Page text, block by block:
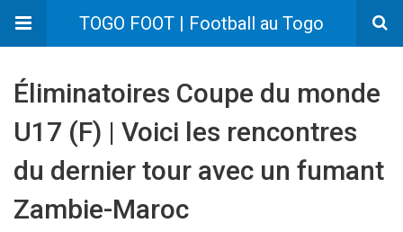
TOGO FOOT | Football au Togo
Éliminatoires Coupe du monde
U17 (F) | Voici les rencontres
du dernier tour avec un fumant
Zambie-Maroc